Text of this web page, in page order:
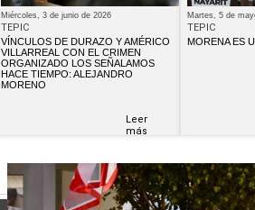
Miércoles, 3 de junio de 2026
TEPIC
VÍNCULOS DE DURAZO Y AMÉRICO
VILLARREAL CON EL CRIMEN
ORGANIZADO LOS SEÑALAMOS
HACE TIEMPO: ALEJANDRO
MORENO
Leer
más
Martes, 5 de
TEPIC
MORENA ES